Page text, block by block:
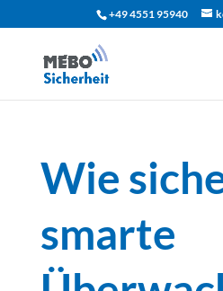
+49 4551 95940
Wie
smarte